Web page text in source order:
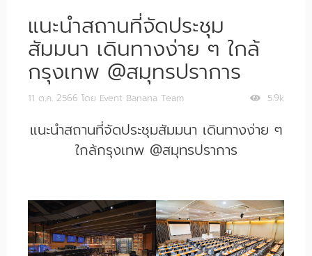
แนะนำสถานที่จัดประชุม
สัมมนา เดินทางง่าย ๆ ใกล้
กรุงเทพ @สมุทรปราการ
5.9k
11 ต.ค. 2566 โดย Event Banana Team
แนะนำสถานที่จัดประชุมสัมมนา เดินทางง่าย ๆ
ใกล้กรุงเทพ @สมุทรปราการ